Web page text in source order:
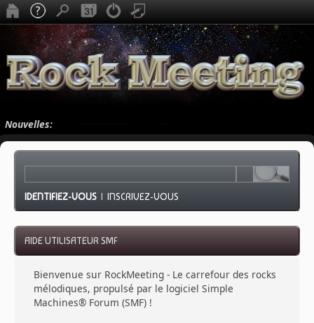
Nouvelles:
IDENTIFIEZ-VOUS |INSCRIVEZ-VOUS
AIDE UTILISATEUR SMF
Bienvenue sur RockMeeting - Le carrefour des rocks
mélodiques, propulsé par le logiciel Simple
Machines® Forum (SMF) !